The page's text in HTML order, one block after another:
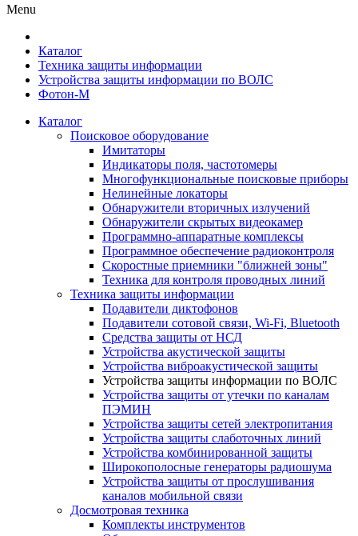
Menu
Каталог
Техника защиты информации
Устройства защиты информации по ВОЛС
Фотон-М
Каталог
Поисковое оборудование
Имитаторы
Индикаторы поля, частотомеры
Многофункциональные поисковые приборы
Нелинейные локаторы
Обнаружители вторичных излучений
Обнаружители скрытых видеокамер
Программно-аппаратные комплексы
Программное обеспечение радиоконтроля
Скоростные приемники "ближней зоны"
Техника для контроля проводных линий
Техника защиты информации
Подавители диктофонов
Подавители сотовой связи, Wi-Fi, Bluetooth
Средства защиты от НСД
Устройства акустической защиты
Устройства виброакустической защиты
Устройства защиты информации по ВОЛС
Устройства защиты от утечки по каналам
ПЭМИН
Устройства защиты сетей электропитания
Устройства защиты слаботочных линий
Устройства комбинированной защиты
Широкополосные генераторы радиошума
Устройства защиты от прослушивания
каналов мобильной связи
Досмотровая техника
Комплекты инструментов